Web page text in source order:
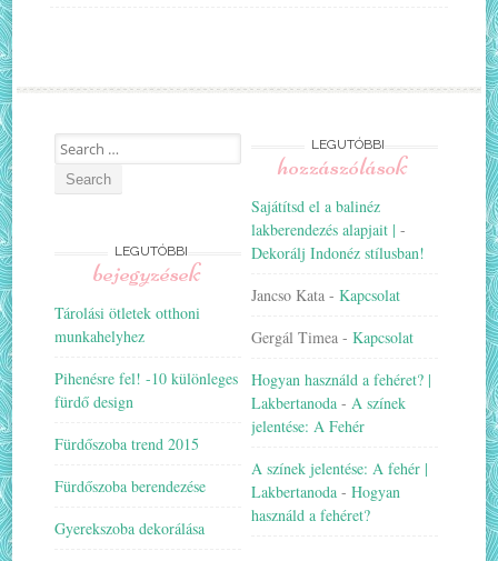
Search
for:
LEGUTÓBBI
bejegyzések
Tárolási ötletek otthoni
munkahelyhez
Pihenésre fel! -10 különleges
fürdő design
Fürdőszoba trend 2015
Fürdőszoba berendezése
Gyerekszoba dekorálása
LEGUTÓBBI
hozzászólások
Sajátítsd el a balinéz
lakberendezés alapjait | -
Dekorálj Indonéz stílusban!
Jancso Kata -Kapcsolat
Gergál Timea -Kapcsolat
Hogyan használd a fehéret? |
Lakbertanoda -A színek
jelentése: A Fehér
A színek jelentése: A fehér |
Lakbertanoda -Hogyan
használd a fehéret?